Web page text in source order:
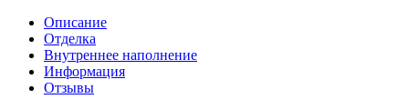
Описание
Отделка
Внутреннее наполнение
Информация
Отзывы